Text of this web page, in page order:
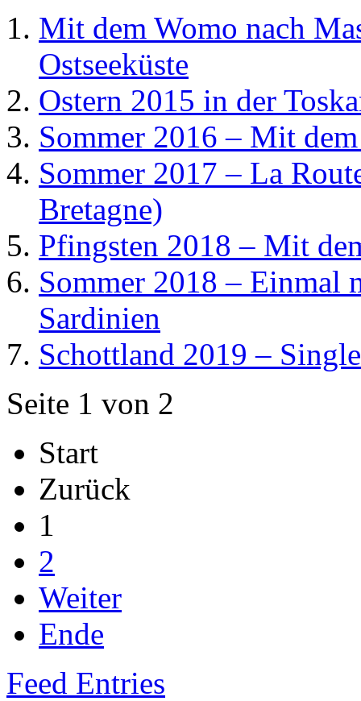
Mit dem Womo nach
Ostseeküste
Ostern 2015 in der
Sommer 2016 – Mit
Sommer 2017 – La
Bretagne)
Pfingsten 2018 – Mit
Sommer 2018 – Einmal
Sardinien
Schottland 2019 –
Seite 1 von 2
Start
Zurück
1
2
Weiter
Ende
Feed Entries